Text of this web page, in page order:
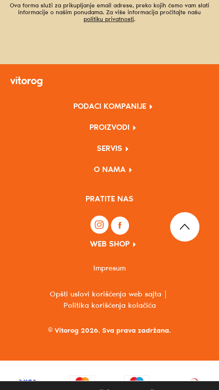
Ova forma služi za prikupljanje email adrese, preko kojih ćemo vam slati
informacije o našim ponudama. Za više informacija pročitajte našu
politiku privatnosti.
PODACI KOMPANIJE
PROIZVODI
SERVIS
O NAMA
PRATITE NAS
WEB SHOP
© Vitorog 2026. Sva prava zadržana.
Opšti uslovi korišćenja web sajta
Politika korišćenja kolačića
Impresum